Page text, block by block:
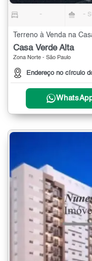
- -
Terreno à Venda na
Casa Verde Alta
Zona Norte - São Paulo
Endereço no círculo